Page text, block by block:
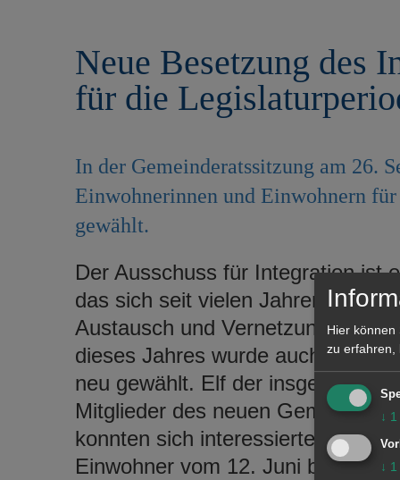
Neue Besetzung des
für die
In der Gemeinderatssitzung am 26.
Einwohnerinnen und Einwohnern
gewählt.
Der Ausschuss für Integration ist
das sich seit vielen Jahren für
Austausch und Vernetzung
dieses Jahres wurde auch das
neu gewählt. Elf der insgesamt 21
Mitglieder des neuen
konnten sich interessierte und
Einwohner vom 12. Juni bis 28.
Hier können
zu erfahren,
↓ 1
↓ 1